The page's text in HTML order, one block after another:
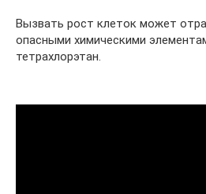
Вызвать рост клеток может
опасными химическими
тетрахлорэтан.